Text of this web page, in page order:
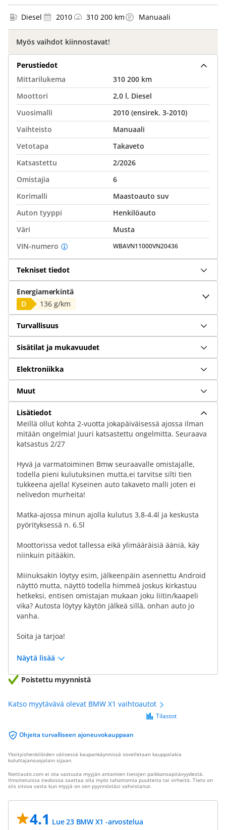
Diesel 2010 310 200 km Manuaali
Myös vaihdot kiinnostavat!
Perustiedot
Mittarilukema
310 200 km
Moottori
2,0 l, Diesel
Vuosimalli
2010 (ensirek. 3-2010)
Vaihteisto
Manuaali
Vetotapa
Takaveto
Katsastettu
2/2026
Omistajia
6
Korimalli
Maastoauto suv
Auton tyyppi
Henkilöauto
Väri
Musta
VIN-numero
WBAVN11000VN20436
Tekniset tiedot
Energiamerkintä
D
136 g/km
Turvallisuus
Sisätilat ja mukavuudet
Elektroniikka
Muut
Lisätiedot
Meillä ollut kohta 2-vuotta jokapäiväisessä ajossa ilman
mitään ongelmia! Juuri katsastettu ongelmitta. Seuraava
katsastus 2/27
Hyvä ja varmatoiminen Bmw seuraavalle omistajalle,
todella pieni kulutuksinen mutta,ei tarvitse silti tien
tukkeena ajella! Kyseinen auto takaveto malli joten ei
nelivedon murheita!
Matka-ajossa minun ajolla kulutus 3.8-4.4l ja keskusta
pyörityksessä n. 6.5l
Moottorissa vedot tallessa eikä ylimääräisiä ääniä, käy
niinkuin pitääkin.
Miinuksakin löytyy esim, jälkeenpäin asennettu Android
näyttö mutta, näyttö todella himmeä joskus kirkastuu
hetkeksi, entisen omistajan mukaan joku liitin/kaapeli
vika? Autosta löytyy käytön jälkeä sillä, onhan auto jo
vanha.
Soita ja tarjoa!
Näytä lisää
Poistettu myynnistä
Katso myytävävä olevat BMW X1 vaihtoautot
Ohjeita turvalliseen ajoneuvokauppaan
Tilastot
Yksityishenkilöiden välisessä kaupankäynnissä sovelletaan kauppalakia
kuluttajansuojalain sijaan.
Nettiauto.com ei ota vastuuta myyjän antamien tietojen paikkansapitävyydestä.
Ilmoitetuissa tiedoissa saattaa olla myös tahattomia puutteita tai virheitä. Tieto on
siis sitova vasta kun myyjä on sen pyynnöstäsi vahvistanut.
4.1 Lue 23 BMW X1 -arvostelua